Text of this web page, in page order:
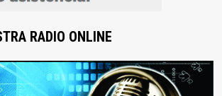
RADIO ONLINE